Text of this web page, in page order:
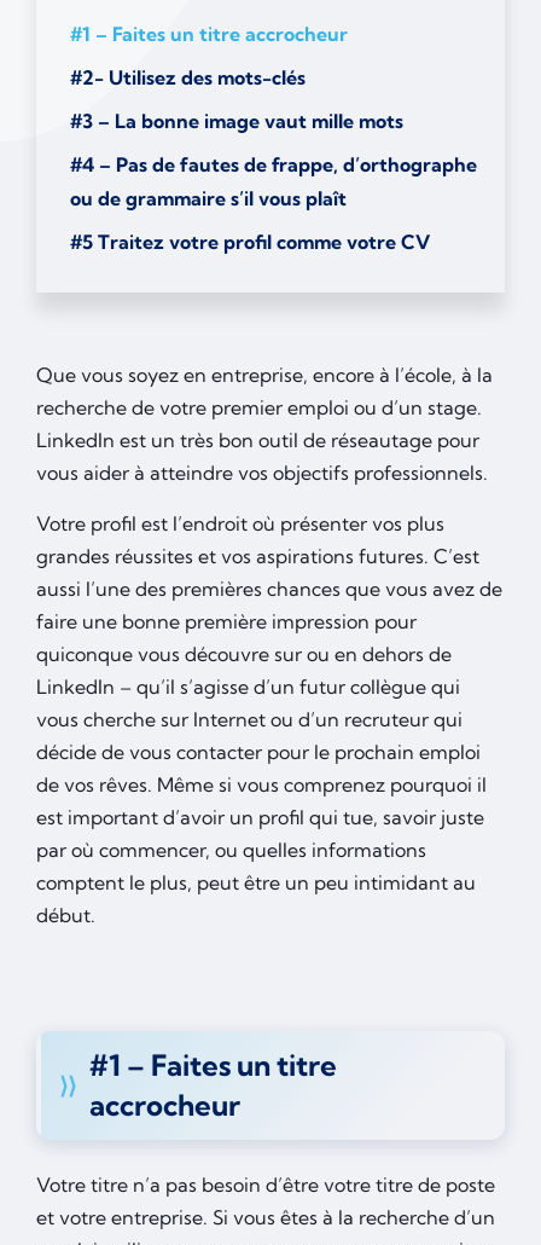
#1 – Faites un titre accrocheur
#2- Utilisez des mots-clés
#3 – La bonne image vaut mille mots
#4 – Pas de fautes de frappe, d’orthographe
ou de grammaire s’il vous plaît
#5 Traitez votre profil comme votre CV
Que vous soyez en entreprise, encore à l’école, à la
recherche de votre premier emploi ou d’un stage.
LinkedIn est un très bon outil de réseautage pour
vous aider à atteindre vos objectifs professionnels.
Votre profil est l’endroit où présenter vos plus
grandes réussites et vos aspirations futures. C’est
aussi l’une des premières chances que vous avez de
faire une bonne première impression pour
quiconque vous découvre sur ou en dehors de
LinkedIn – qu’il s’agisse d’un futur collègue qui
vous cherche sur Internet ou d’un recruteur qui
décide de vous contacter pour le prochain emploi
de vos rêves. Même si vous comprenez pourquoi il
est important d’avoir un profil qui tue, savoir juste
par où commencer, ou quelles informations
comptent le plus, peut être un peu intimidant au
début.
#1 – Faites un titre
accrocheur
Votre titre n’a pas besoin d’être votre titre de poste
et votre entreprise. Si vous êtes à la recherche d’un